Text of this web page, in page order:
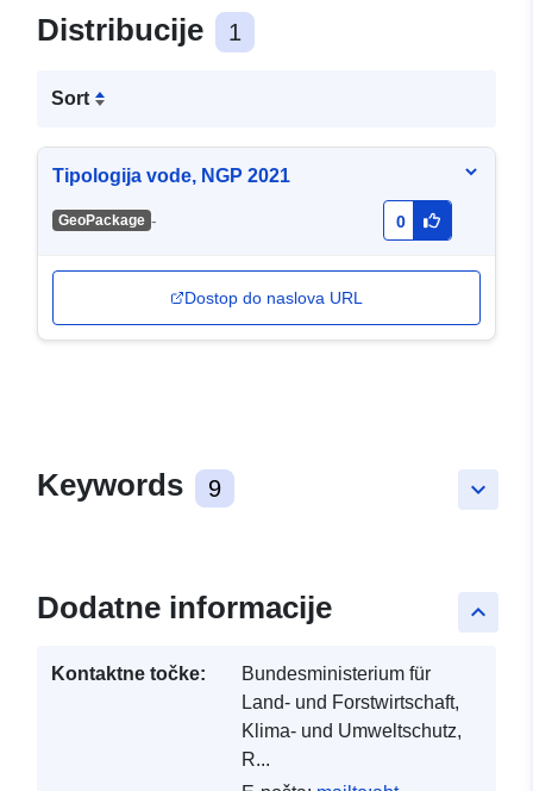
Distribucije 1
Sort
Tipologija vode, NGP 2021
GeoPackage - 0
Dostop do naslova URL
keyboard_arrow_down
Keywords 9
keyboard_arrow_up
Dodatne informacije
Kontaktne točke:
Bundesministerium für
Land- und Forstwirtschaft,
Klima- und Umweltschutz,
R...